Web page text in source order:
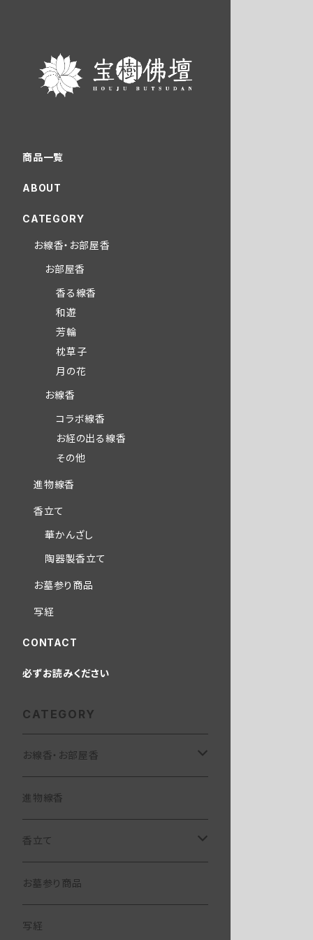
商品一覧
ABOUT
CATEGORY
お線香・お部屋香
お部屋香
香る線香
和遊
芳輪
枕草子
月の花
お線香
コラボ線香
お経の出る線香
その他
進物線香
香立て
華かんざし
陶器製香立て
お墓参り商品
写経
CONTACT
必ずお読みください
CATEGORY
お線香・お部屋香
お部屋香
香る線香
和遊
お線香
コラボ線香
お経の出る線香
進物線香
香立て
華かんざし
陶器製香立て
お墓参り商品
写経